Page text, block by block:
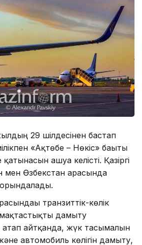
29 шілдесінен бастап
«Ақтөбе – Нөкіс» бағыты
ашуға келісті. Қазіргі
мен Өзбекстан арасында
транзиттік-көлік
дамыту
атап айтқанда, жүк тасымалын
автомобиль көлігін дамыту,